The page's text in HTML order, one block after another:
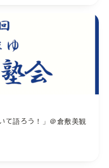
て語ろう！」＠倉敷美観